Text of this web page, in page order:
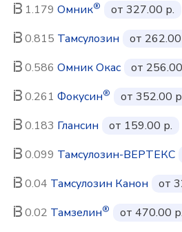
1.179 Омник®
от 327.00 р.
0.815 Тамсулозин
от
0.586 Омник Окас
от
0.261 Фокусин®
от 352.00
0.183 Глансин
от 159.00 р.
0.099 Тамсулозин-ВЕРТЕКС
0.04 Тамсулозин Канон
от
0.02 Тамзелин®
от 470.00 р.